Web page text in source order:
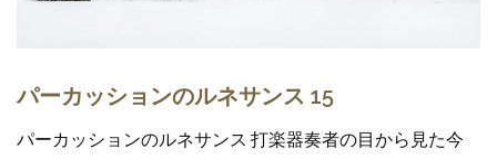
パーカッションのルネサンス 15
パーカッションのルネサンス 打楽器奏者の目から見た今